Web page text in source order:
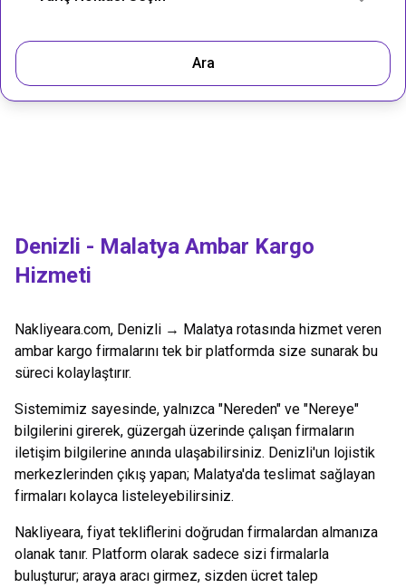
Ara
Denizli - Malatya Ambar Kargo
Hizmeti
Nakliyeara.com, Denizli → Malatya rotasında hizmet veren
ambar kargo firmalarını tek bir platformda size sunarak bu
süreci kolaylaştırır.
Sistemimiz sayesinde, yalnızca "Nereden" ve "Nereye"
bilgilerini girerek, güzergah üzerinde çalışan firmaların
iletişim bilgilerine anında ulaşabilirsiniz. Denizli'un lojistik
merkezlerinden çıkış yapan; Malatya'da teslimat sağlayan
firmaları kolayca listeleyebilirsiniz.
Nakliyeara, fiyat tekliflerini doğrudan firmalardan almanıza
olanak tanır. Platform olarak sadece sizi firmalarla
buluşturur; araya aracı girmez, sizden ücret talep